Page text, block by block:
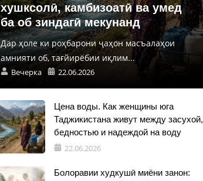
хушксолӣ, камбизоатӣ ва умед
ба об зиндагӣ мекунанд
Дар ҳоле ки роҳбарони ҷаҳон масъалаҳои
амнияти об, тағйирёбии иқлим...
Вечерка 22.06.2026
Цена воды. Как женщины юга
Таджикистана живут между засухой,
бедностью и надеждой на воду
22.06.2026
Болоравии худкушӣ миёни занон: